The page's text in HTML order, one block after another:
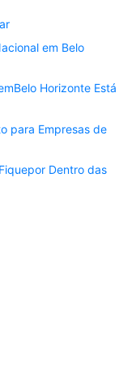
em Belo
Horizonte Está
para Empresas de
Dentro das